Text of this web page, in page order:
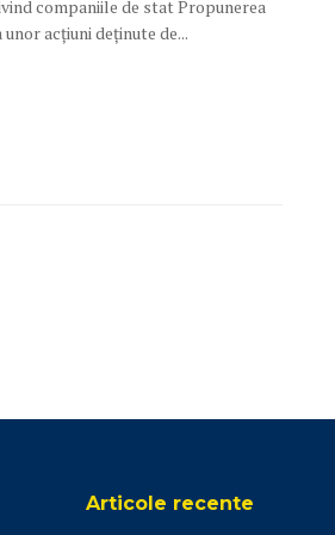
companiile de stat Propunerea
acțiuni deținute de...
Articole recente